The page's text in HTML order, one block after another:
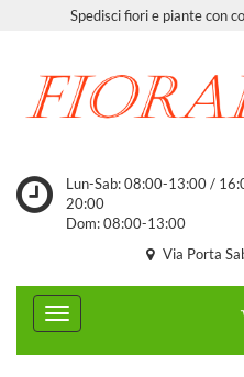
Spedisci fiori e piante con
Lun-Sab: 08:00-13:00 /
20:00
Dom: 08:00-13:00
Via Porta